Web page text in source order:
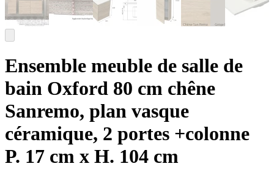
Ensemble meuble de salle de
bain Oxford 80 cm chêne
Sanremo, plan vasque
céramique, 2 portes +colonne
P. 17 cm x H. 104 cm